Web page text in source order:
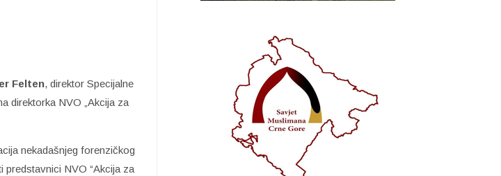
Felten, direktor Specijalne
direktorka NVO „Akcija za
nekadašnjeg forenzičkog
predstavnici NVO “Akcija za